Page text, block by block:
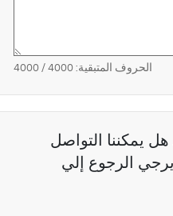
الحروف المتبقية:4000
/ 4000
يمكننا التواصل
الرجوع إلي